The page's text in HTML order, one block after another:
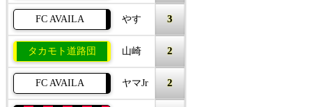
FC AVAILA やす 3
タカモト道路団 山崎 2
FC AVAILA ヤマJr 2